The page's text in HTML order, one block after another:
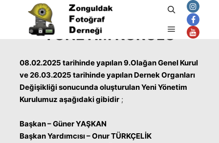
Ana menü
YÖNETIM KURULU
08.02.2025 tarihinde yapılan 9.Olağan Genel Kurul
ve 26.03.2025 tarihinde yapılan Dernek Organları
Değişikliği sonucunda oluşturulan Yeni Yönetim
Kurulumuz aşağıdaki gibidir ;
Başkan – Güner YAŞKAN
Başkan Yardımcısı – Onur TÜRKÇELİK